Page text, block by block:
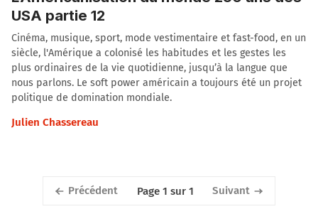
USA partie 12
Cinéma, musique, sport, mode vestimentaire et fast-food, en un
siècle, l'Amérique a colonisé les habitudes et les gestes les
plus ordinaires de la vie quotidienne, jusqu’à la langue que
nous parlons. Le soft power américain a toujours été un projet
politique de domination mondiale.
Julien Chassereau
Précédent Page 1 sur 1 Suivant